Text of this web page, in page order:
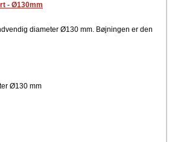
- Ø130mm
diameter Ø130 mm. Bøjningen er den
Ø130 mm